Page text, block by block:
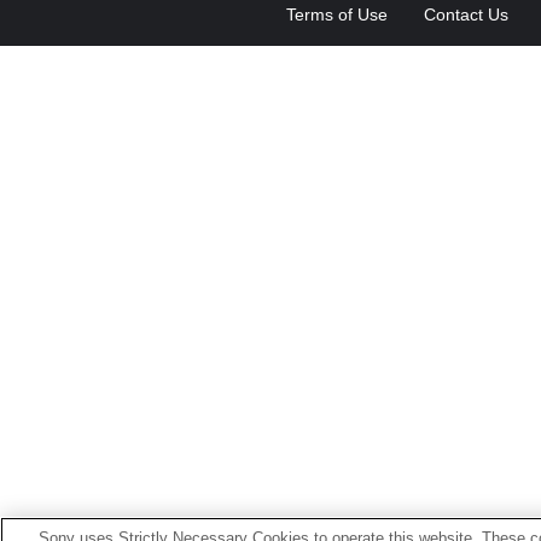
Terms of Use Contact Us